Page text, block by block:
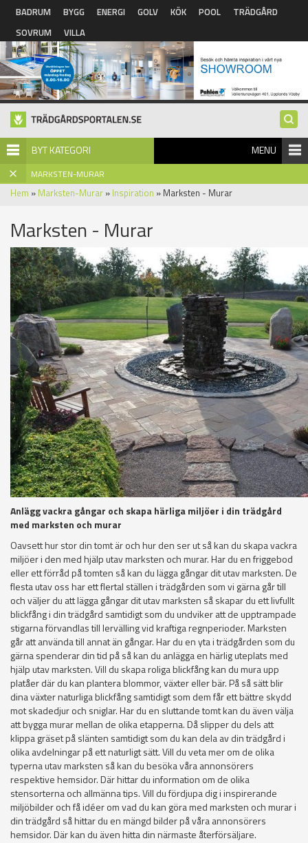
Hoppa till huvudinnehåll
BADRUM BYGG ENERGI GOLV KÖK POOL
TRÄDGÅRD
SOVRUM
VILLA
BYT KATEGORI MENU
MARKSTEN-MURAR
Hem » Marksten-Murar » Inspiration » Marksten - Murar
Marksten - Murar
Anlägg vackra gångar och skapa härliga miljöer i din trädgård
med marksten och murar
Oavsett hur stor din tomt är och hur den ser ut så kan du skapa vackra
miljöer i den med hjälp utav marksten och murar. Har du en friggebod
eller ett förråd på tomten så kan du lägga gångar dit utav marksten. De
flesta utav oss har ett flertal ställen i trädgården som vi gärna går till
och väljer du att lägga gångar dit utav marksten så skapar du ett livfullt
blickfång i din trädgård samtidigt som du undviker att de upptrampade
stigarna förvandlas till lervälling vid kraftiga regnperioder. Marksten
går att använda till annat än gångar. Har du en yta i trädgården som du
gärna spenderar din tid på så kan du anlägga en härlig uteplats med
hjälp utav marksten. Vill du skapa roliga blickfång kan du mura upp
platåer där du kan plantera blommor, växter eller bär. På så sätt blir
dina växter naturliga blickfång samtidigt som dem får ett bättre skydd
mot skadedjur och sniglar. Har du en sluttande tomt kan du även välja
att bygga murar mellan de olika etapperna. Då slipper du dels att
klippa gräset på slänten samtidigt som du kan dela av din trädgård i
olika avdelningar på ett naturligt sätt. Vill du veta mer om de olika
typerna utav marksten så kan du besöka våra annonsörers
respektive hemsidor. Där hittar du information om de olika
stensorterna och allmänna tips. Vill du fördjupa dig i inspirerande
miljöbilder och få idéer om vad du kan göra med marksten och murar i
din trädgård så hittar du en mängd bilder på våra annonsörers
hemsidor. Där kan du även hitta din närmaste återförsäljare.